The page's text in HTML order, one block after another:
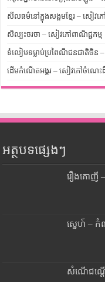
សីលធម៌នៅក្នុងសង្គមខ្មែរ – សៀវ
សិល្បះចរចា – សៀវភៅពាណិជ្ជកម្ម
ទំលៀមទម្លាប់ប្រពៃណីជនជាតិចិន
ដើមកំណើតអង្គរ – សៀវភៅចំណេះ
អត្ថបទផ្សេងៗ
រឿងគោញី –
ស្នេហ៍ – កំណ
សំណើជណ្តើ